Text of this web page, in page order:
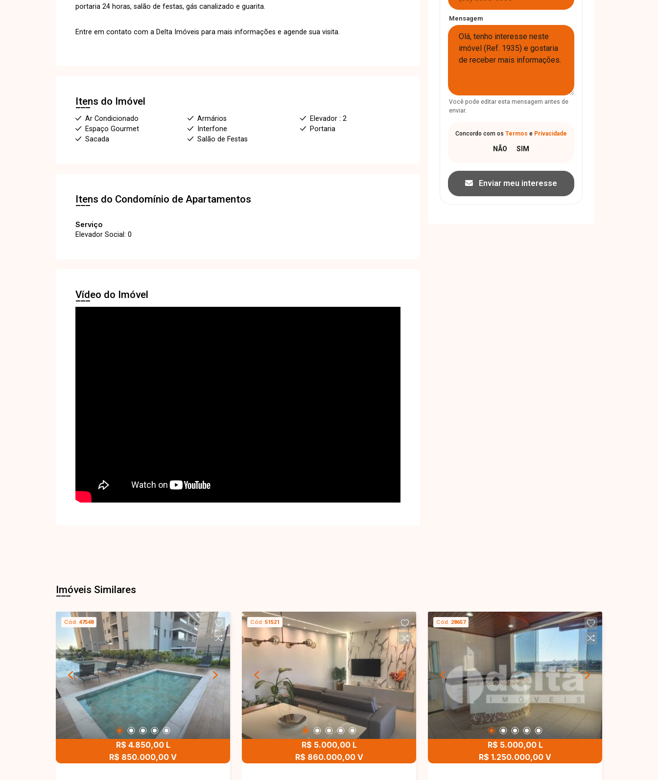
portaria 24 horas, salão de festas, gás canalizado e guarita.
Entre em contato com a Delta Imóveis para mais informações e agende sua visita.
Itens do Imóvel
Ar Condicionado Armários
Elevador : 2
Espaço Gourmet
Interfone
Portaria
Sacada
Salão de Festas
Itens do Condomínio de Apartamentos
Serviço
Elevador Social: 0
Vídeo do Imóvel
Mensagem
Você pode editar esta mensagem antes de
enviar.
Concordo com os Termos e Privacidade
Enviar meu interesse
Imóveis Similares
Cód. 47548
R$ 4.850,00 L
R$ 850.000,00 V
Cód. 51521
R$ 5.000,00 L
R$ 860.000,00 V
Cód. 28657
R$ 5.000,00 L
R$ 1.250.000,00 V